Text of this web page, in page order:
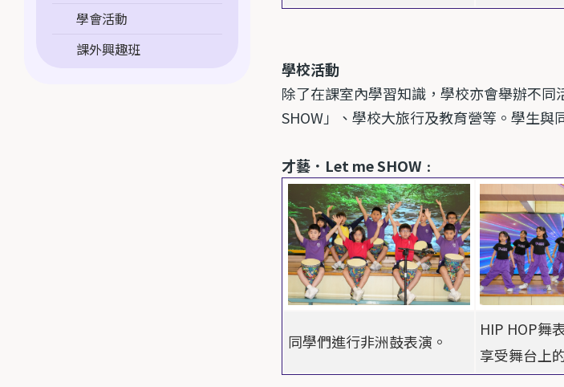
學校活動
除了在課室內學習知識，學校亦會舉辦不
SHOW」、學校大旅行及教育營等。學生
才藝． Let me SHOW ﹕
同學們進行非洲鼓表演。
HIP HOP舞
享受舞台上
學會活動
課外興趣班